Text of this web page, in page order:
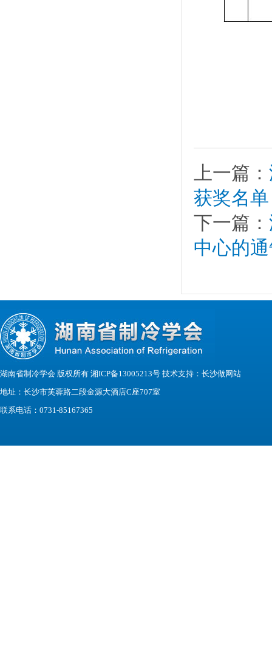
上一篇：
获奖名单
下一篇：
中心的
湖南省制冷学会 版权所有 湘ICP备13005213号 技术支持： 长沙做网站
地址：长沙市芙蓉路二段金源大酒店C座707室
联系电话：0731-85167365